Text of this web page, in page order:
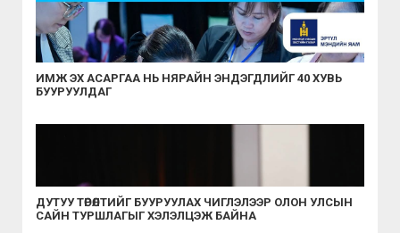
ИМЖ ЭХ АСАРГАА НЬ НЯРАЙН ЭНДЭГДЛИЙГ 40 ХУВЬ
БУУРУУЛДАГ
ДУТУУ ТӨРӨЛТИЙГ БУУРУУЛАХ ЧИГЛЭЛЭЭР ОЛОН УЛСЫН
САЙН ТУРШЛАГЫГ ХЭЛЭЛЦЭЖ БАЙНА